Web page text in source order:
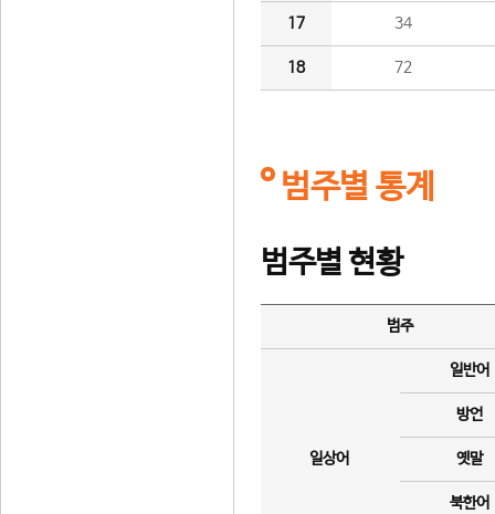
17 34
18 72
범주별 통계
범주별 현황
범주
일상어
일반어
방언
옛말
북한어